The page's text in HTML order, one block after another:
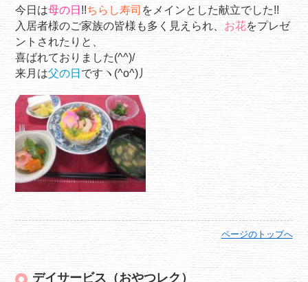
今日は母の日 !!ちらし寿司 をメインとした献立でした!!
入居者様のご家族の皆様も多く見えられ、 お花をプレゼ
ントされたりと、
喜ばれておりました(^^)/
来月は父の日 ですヽ(^o^)丿
ページのトップへ
デイサービス（おやつレク）